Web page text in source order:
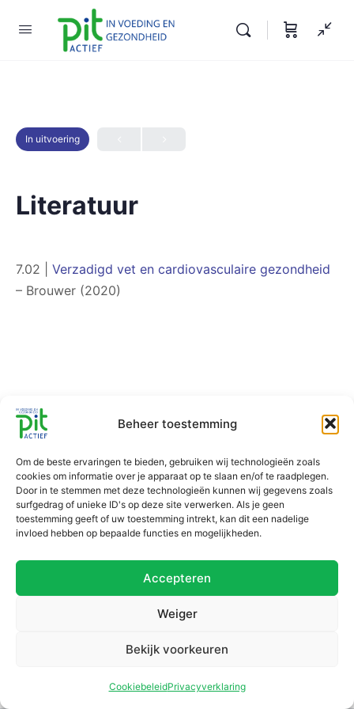
Beheer toestemming
Om de beste ervaringen te bieden, gebruiken wij technologieën zoals
cookies om informatie over je apparaat op te slaan en/of te raadplegen.
Door in te stemmen met deze technologieën kunnen wij gegevens zoals
surfgedrag of unieke ID's op deze site verwerken. Als je geen
toestemming geeft of uw toestemming intrekt, kan dit een nadelige
invloed hebben op bepaalde functies en mogelijkheden.
Accepteren
Weiger
Bekijk voorkeuren
CookiebeleidPrivacyverklaring
In uitvoering
Literatuur
7.02 | Verzadigd vet en cardiovasculaire gezondheid
– Brouwer (2020)